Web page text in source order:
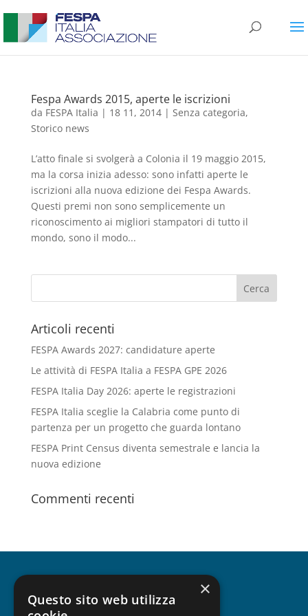
Fespa Awards 2015, aperte le iscrizioni
da FESPA Italia | 18 11, 2014| Senza categoria,
Storico news
L’atto finale si svolgerà a Colonia il 19 maggio 2015,
ma la corsa inizia adesso: sono infatti aperte le
iscrizioni alla nuova edizione dei Fespa Awards.
Questi premi non sono semplicemente un
riconoscimento ai migliori stampatori di tutto il
mondo, sono il modo...
Articoli recenti
FESPA Awards 2027: candidature aperte
Le attività di FESPA Italia a FESPA GPE 2026
FESPA Italia Day 2026: aperte le registrazioni
FESPA Italia sceglie la Calabria come punto di
partenza per un progetto che guarda lontano
FESPA Print Census diventa semestrale e lancia la
nuova edizione
Commenti recenti
CHI SIAMO ×
Questo sito web utilizza